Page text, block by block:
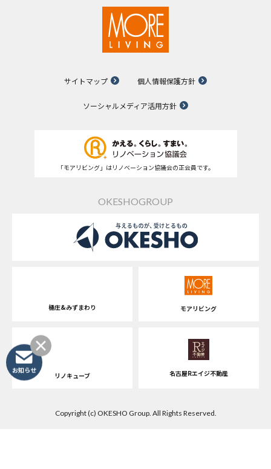
サイトマップ 個人情報保護方針
ソーシャルメディア活用方針
「モアリビング」はリノベーション協議会の正会員です。
OKESHOGROUP
桶庄&みずまわり モアリビング
リノキューブ 名古屋Rエイジ不動産
Copyright (c) OKESHO Group. All Rights Reserved.
お知らせ